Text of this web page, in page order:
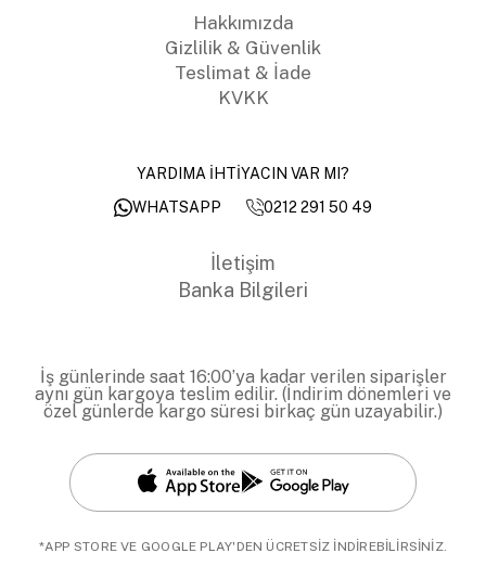
Hakkımızda
Gizlilik & Güvenlik
Teslimat & İade
KVKK
YARDIMA İHTİYACIN VAR MI?
WHATSAPP
0212 291 50 49
İletişim
Banka Bilgileri
İş günlerinde saat 16:00’ya kadar verilen siparişler
aynı gün kargoya teslim edilir. (İndirim dönemleri ve
özel günlerde kargo süresi birkaç gün uzayabilir.)
*APP STORE VE GOOGLE PLAY'DEN ÜCRETSİZ İNDİREBİLİRSİNİZ.